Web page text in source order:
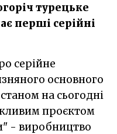
турецьке
перші серійні
основного
на сьогодні
проєктом
- виробництво